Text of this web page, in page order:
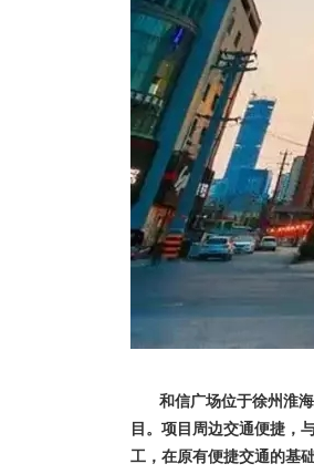
和信广场位于徐州淮
目。项目周边交通便捷，
工，在原有便捷交通的基